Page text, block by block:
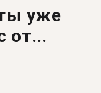
уже
от...